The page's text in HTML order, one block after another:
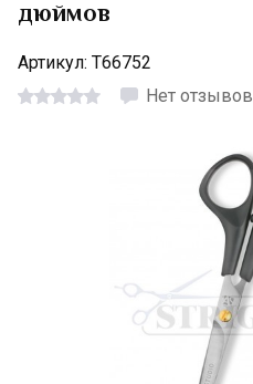
дюймов
Артикул: T66752
Нет отзывов